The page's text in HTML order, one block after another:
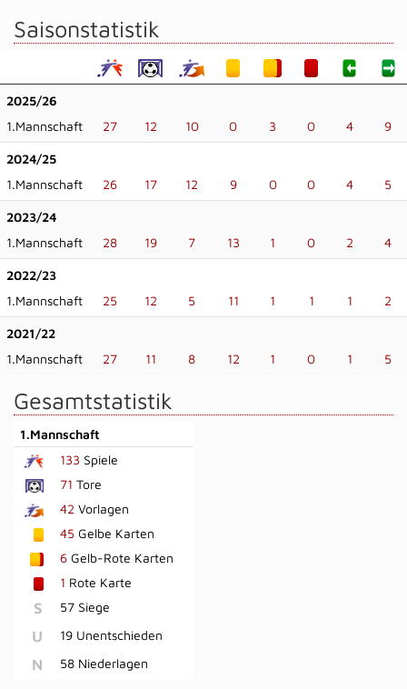
Saisonstatistik
2025/26
1.Mannschaft
27 12 10 0 3 0 4 9
2024/25
1.Mannschaft
26 17 12 9 0 0 4 5
2023/24
1.Mannschaft
28 19 7 13 1 0 2 4
2022/23
1.Mannschaft
25 12 5 11 1 1 1 2
2021/22
1.Mannschaft
27 11 8 12 1 0 1 5
Gesamtstatistik
1.Mannschaft
133 Spiele
71 Tore
42 Vorlagen
45 Gelbe Karten
6 Gelb-Rote Karten
1 Rote Karte
S 57 Siege
U 19 Unentschieden
N 58 Niederlagen